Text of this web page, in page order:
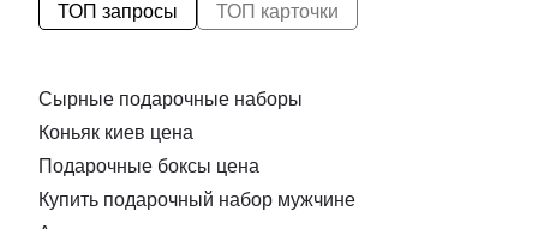
ТОП запросы ТОП карточки
Сырные подарочные наборы
Коньяк киев цена
Подарочные боксы цена
Купить подарочный набор мужчине